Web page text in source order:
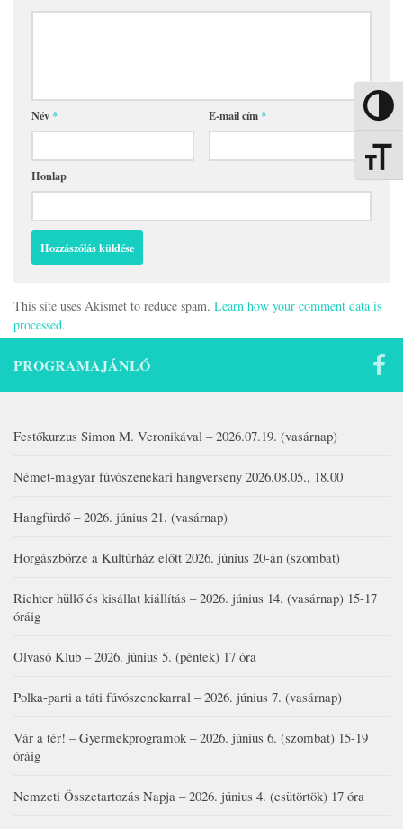
Nagy
Név* E-mail cím*
Honlap
This site uses Akismet to reduce spam. Learn how your comment data is
processed.
PROGRAMAJÁNLÓ
Festőkurzus Simon M. Veronikával – 2026.07.19. (vasárnap)
Német-magyar fúvószenekari hangverseny 2026.08.05., 18.00
Hangfürdő – 2026. június 21. (vasárnap)
Horgászbörze a Kultúrház előtt 2026. június 20-án (szombat)
Richter hüllő és kisállat kiállítás – 2026. június 14. (vasárnap) 15-17
óráig
Olvasó Klub – 2026. június 5. (péntek) 17 óra
Polka-parti a táti fúvószenekarral – 2026. június 7. (vasárnap)
Vár a tér! – Gyermekprogramok – 2026. június 6. (szombat) 15-19
óráig
Nemzeti Összetartozás Napja – 2026. június 4. (csütörtök) 17 óra